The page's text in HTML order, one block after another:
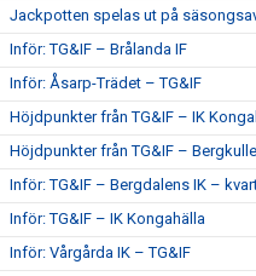
Jackpotten spelas ut på
Inför: TG&IF – Brålanda IF
Inför: Åsarp-Trädet – TG&IF
Höjdpunkter från TG&IF – IK
Höjdpunkter från TG&IF –
Inför: TG&IF – Bergdalens IK –
Inför: TG&IF – IK Kongahälla
Inför: Vårgårda IK – TG&IF